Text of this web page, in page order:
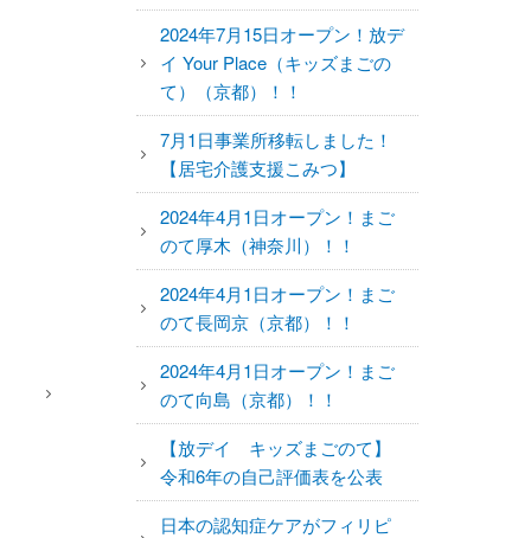
2024年7月15日オープン！放デ
イ Your Place（キッズまごの
て）（京都）！！
7月1日事業所移転しました！
【居宅介護支援こみつ】
2024年4月1日オープン！まご
のて厚木（神奈川）！！
2024年4月1日オープン！まご
のて長岡京（京都）！！
2024年4月1日オープン！まご
のて向島（京都）！！
【放デイ キッズまごのて】
令和6年の自己評価表を公表
日本の認知症ケアがフィリピ